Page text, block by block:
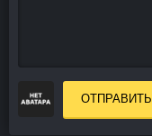
ОТПРАВИТЬ